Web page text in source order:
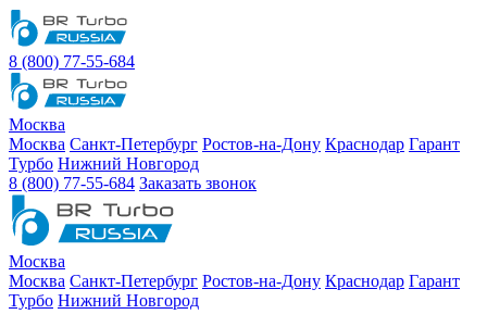
8 (800) 77-55-684
Москва
Москва Санкт-Петербург Ростов-на-Дону Краснодар Гарант
Турбо Нижний Новгород
8 (800) 77-55-684 Заказать звонок
Москва
Москва Санкт-Петербург Ростов-на-Дону Краснодар Гарант
Турбо Нижний Новгород